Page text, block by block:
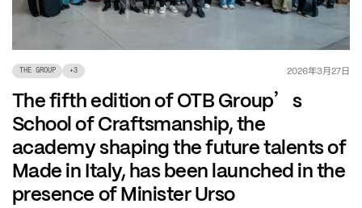
THE GROUP +3 2026年3月27日
The fifth edition of OTB Group’ s
School of Craftsmanship, the
academy shaping the future talents of
Made in Italy, has been launched in the
presence of Minister Urso